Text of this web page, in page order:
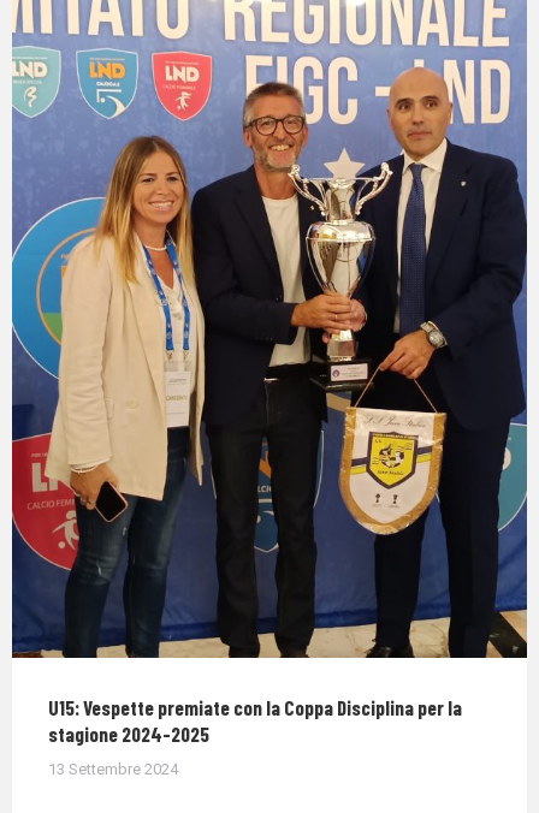
U15: Vespette premiate con la Coppa Disciplina per la
stagione 2024-2025
13 Settembre 2024